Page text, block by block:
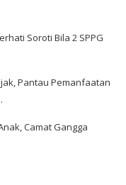
Soroti Bila 2 SPPG
Pantau Pemanfaatan
Camat Gangga